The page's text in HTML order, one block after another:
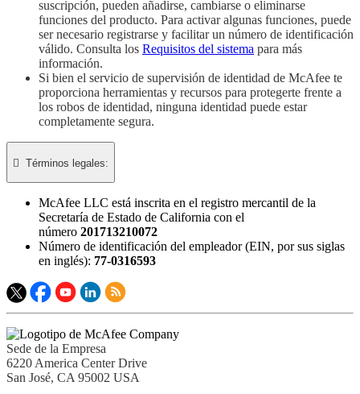
suscripción, pueden añadirse, cambiarse o eliminarse
funciones del producto. Para activar algunas funciones, puede
ser necesario registrarse y facilitar un número de identificación
válido. Consulta los Requisitos del sistema para más
información.
Si bien el servicio de supervisión de identidad de McAfee te
proporciona herramientas y recursos para protegerte frente a
los robos de identidad, ninguna identidad puede estar
completamente segura.
 Términos legales:​
McAfee LLC está inscrita en el registro mercantil de la
Secretaría de Estado de California con el
número 201713210072
Número de identificación del empleador (EIN, por sus siglas
en inglés): 77-0316593
Sede de la Empresa
6220 America Center Drive
San José, CA 95002 USA